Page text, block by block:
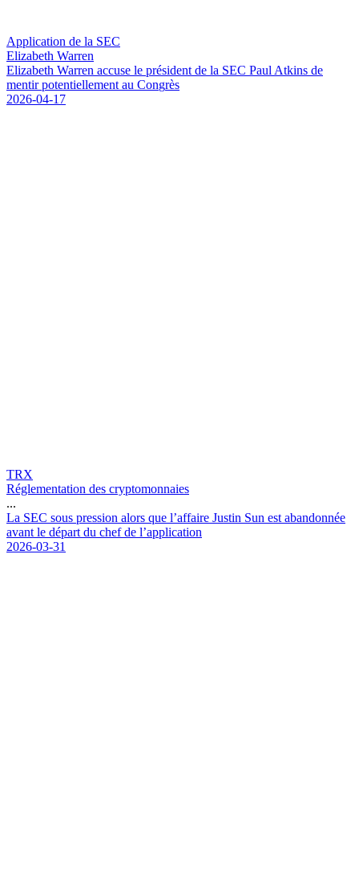
Application de la SEC
Elizabeth Warren
Elizabeth Warren accuse le président de la SEC Paul Atkins de
mentir potentiellement au Congrès
2026-04-17
TRX
Réglementation des cryptomonnaies
...
La SEC sous pression alors que l’affaire Justin Sun est abandonnée
avant le départ du chef de l’application
2026-03-31